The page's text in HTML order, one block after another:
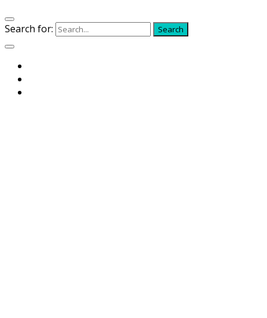
Search for: Search